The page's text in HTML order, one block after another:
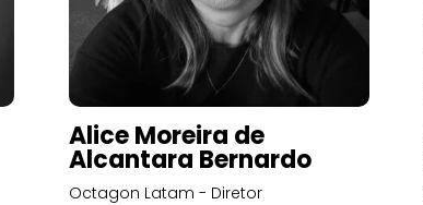
Alice Moreira de
Alcantara Bernardo
Octagon Latam - Diretor